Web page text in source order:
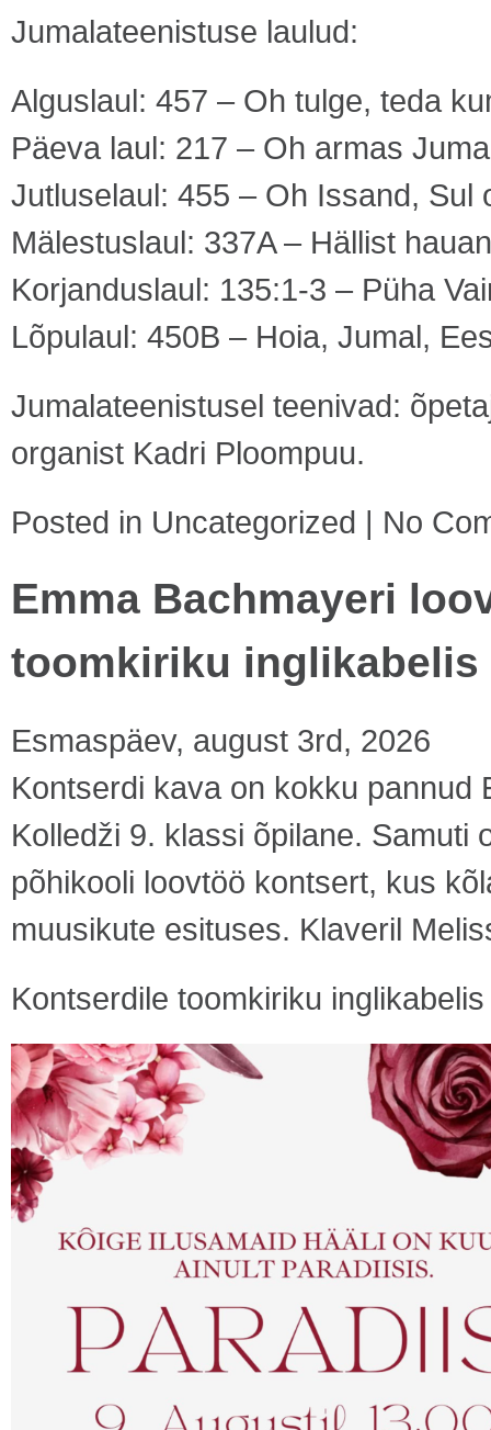
Jumalateenistuse laulud:
Alguslaul: 457 – Oh tulge, teda
Päeva laul: 217 – Oh armas
Jutluselaul: 455 – Oh Issand, Sul
Mälestuslaul: 337A – Hällist
Korjanduslaul: 135:1-3 – Püha
Lõpulaul: 450B – Hoia, Jumal,
Jumalateenistusel teenivad:
organist Kadri Ploompuu.
Posted in Uncategorized | No
Emma Bachmayeri
toomkiriku inglikabelis
Esmaspäev, august 3rd, 2026
Kontserdi kava on kokku pannud
Kolledži 9. klassi õpilane. Samuti
põhikooli loovtöö kontsert, kus
muusikute esituses. Klaveril
Kontserdile toomkiriku